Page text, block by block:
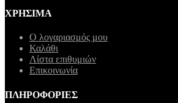
ΧΡΗΣΙΜΑ
Ο λογαριασμός μου
Καλάθι
Λίστα επιθυμιών
Επικοινωνία
ΠΛΗΡΟΦΟΡΙΕΣ